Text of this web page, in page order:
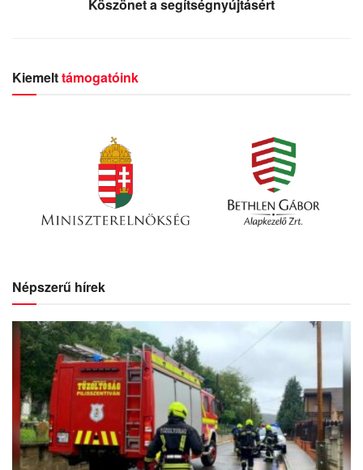
Köszönet a segítségnyújtásért
Kiemelttámogatóink
Népszerű hírek